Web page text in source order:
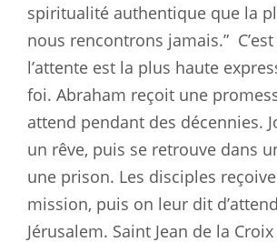
spiritualité authentique que la
nous rencontrons jamais.”
l’attente est la plus haute
foi. Abraham reçoit une
attend pendant des décennies.
un rêve, puis se retrouve dans
une prison. Les disciples
mission, puis on leur dit
Jérusalem. Saint Jean de la